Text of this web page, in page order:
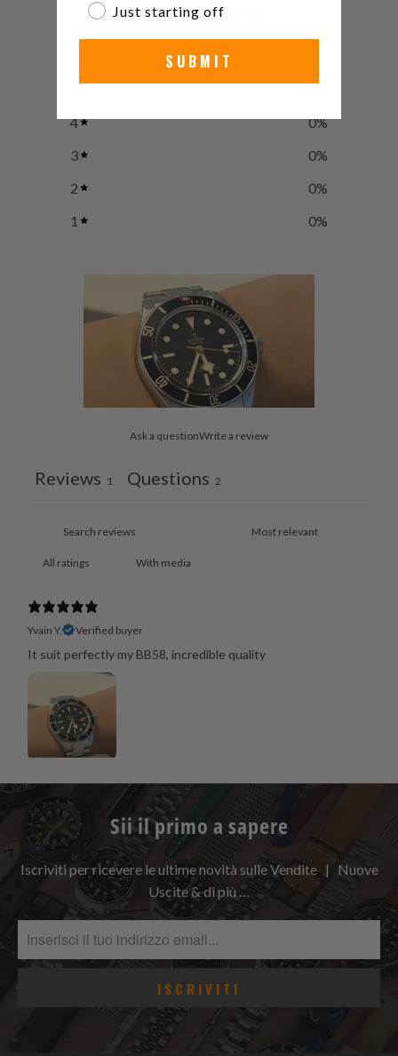
5 1 review
100
4
0%
3
0%
2
0%
1
0%
Ask a questionWrite a review
Reviews 1 Questions 2
With media
Yvain Y. Verified buyer
It suit perfectly my BB58, incredible quality
Sii il primo a sapere
Iscriviti per ricevere le ultime novità sulle Vendite | Nuove
Uscite & di più …
Just starting off
SUBMIT